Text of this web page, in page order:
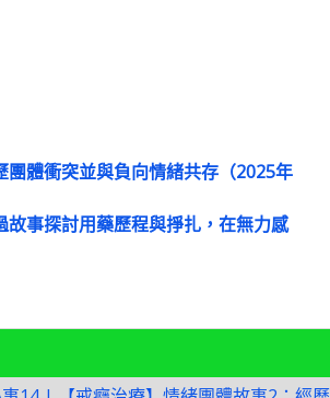
體衝突並與負向情緒共存（2025年
事探討用藥歷程與掙扎，在無力感